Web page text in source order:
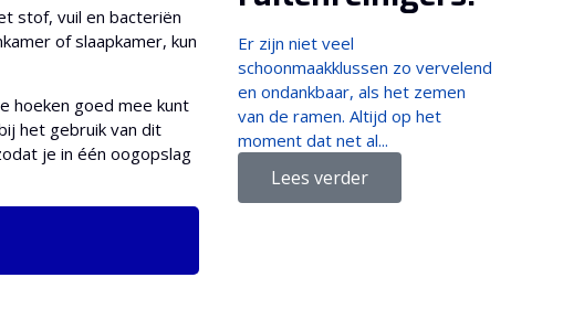
stof, vuil en bacteriën
of slaapkamer, kun
hoeken goed mee kunt
het gebruik van dit
je in één oogopslag
Er zijn niet veel
schoonmaakklussen zo vervelend
en ondankbaar, als het zemen
van de ramen. Altijd op het
moment dat net al...
Lees verder